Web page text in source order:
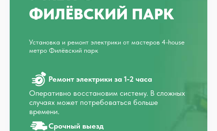
ФИЛЁВСКИЙ ПАРК
Установка и ремонт электрики от мастеров 4-house
метро Филёвский парк
Ремонт электрики за 1‑2 часа
Оперативно восстановим систему. В сложных
случаях может потребоваться больше
времени.
Срочный выезд